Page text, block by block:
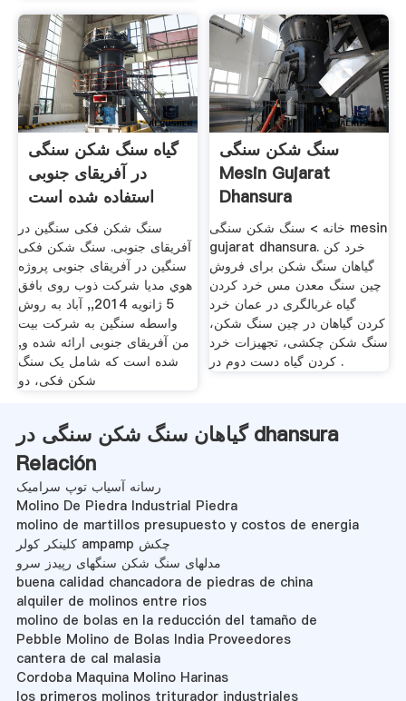
گیاه سنگ شکن سنگی
در آفریقای جنوبی
استفاده شده است
سنگ شکن فکی سنگین در
آفریقای جنوبی. سنگ شکن فکی
سنگین در آفریقای جنوبی پروژه
هوي مديا شرکت ذوب روی بافق
5 ژانويه 2014,, آباد به روش
واسطه سنگین به شرکت بیت
من آفریقای جنوبی ارائه شده و,
شده است که شامل یک سنگ
شکن فکی، دو
سنگ شکن سنگی
Mesin Gujarat
Dhansura
خانه > سنگ شکن سنگی mesin
gujarat dhansura. خرد کن
گیاهان سنگ شکن برای فروش
چین سنگ معدن مس خرد کردن
گیاه غربالگری در عمان خرد
کردن گیاهان در چین سنگ شکن،
سنگ شکن چکشی، تجهیزات خرد
کردن گیاه دست دوم در .
گیاهان سنگ شکن سنگی در dhansura
Relación
رسانه آسیاب توپ سرامیک
Molino De Piedra Industrial Piedra
molino de martillos presupuesto y costos de energia
کلینکر کولر ampamp چکش
مدلهای سنگ شکن سنگهای رپیدز سرو
buena calidad chancadora de piedras de china
alquiler de molinos entre rios
molino de bolas en la reducción del tamaño de
Pebble Molino de Bolas India Proveedores
cantera de cal malasia
Cordoba Maquina Molino Harinas
los primeros molinos triturador industriales